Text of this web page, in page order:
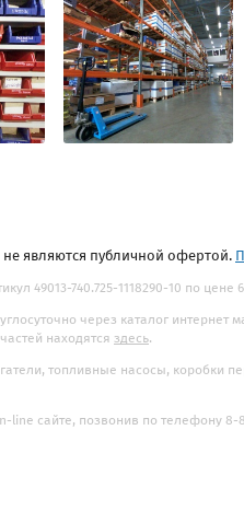
являются публичной офертой.
49013-740.725-1118290-10 по цене
через каталог
находятся здесь.
топливные насосы, коробки
сайте, позвонив по телефону 8-